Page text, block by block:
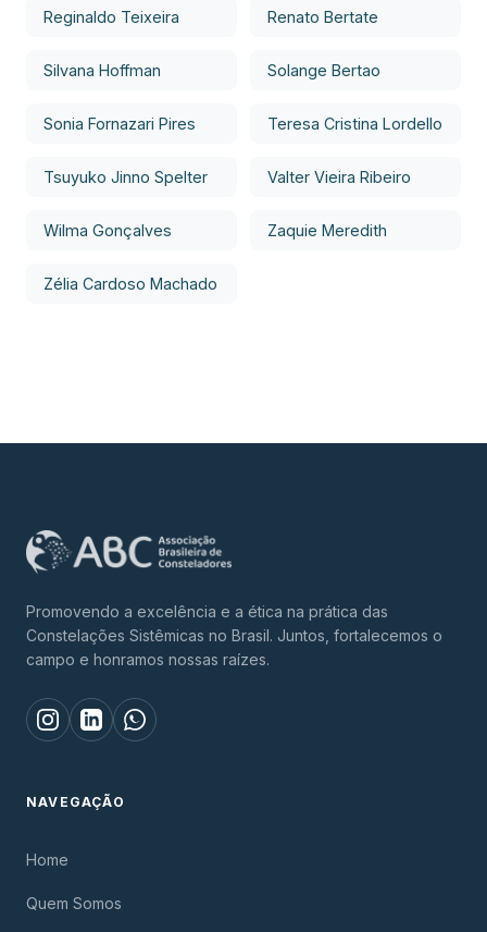
Reginaldo Teixeira Renato Bertate
Silvana Hoffman Solange Bertao
Sonia Fornazari Pires Teresa Cristina Lordello
Tsuyuko Jinno Spelter Valter Vieira Ribeiro
Wilma Gonçalves Zaquie Meredith
Zélia Cardoso Machado
Promovendo a excelência e a ética na prática das
Constelações Sistêmicas no Brasil. Juntos, fortalecemos o
campo e honramos nossas raízes.
NAVEGAÇÃO
Home
Quem Somos